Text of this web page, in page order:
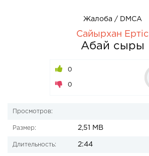
Жалоба / DMCA
Сайырхан Ертіс
Абай сыры
0
0
Просмотров:
Размер: 2,51 MB
Длительность: 2:44